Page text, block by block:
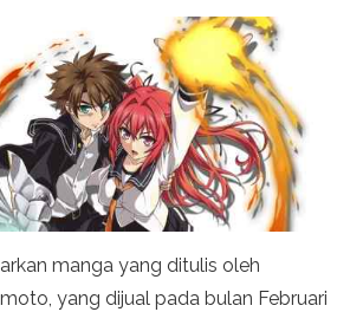
manga yang ditulis oleh
yang dijual pada bulan Februari